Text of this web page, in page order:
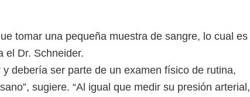
tomar una pequeña muestra de sangre, lo cual es
el Dr. Schneider.
debería ser parte de un examen físico de rutina,
sugiere. “Al igual que medir su presión arterial,